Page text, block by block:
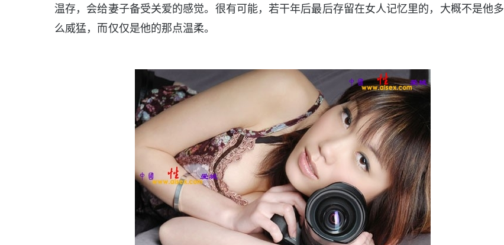
温存，会给妻子备受关爱的感觉。很有可能，若干年后最后存留在女人记忆里的，大概不是他多
么威猛，而仅仅是他的那点温柔。